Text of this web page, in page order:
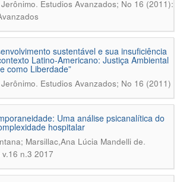
. Estudios Avanzados; No 16 (2011):
sustentável e sua insuficiência
Latino-Americano: Justiça Ambiental
como Liberdade”
. Estudios Avanzados; No 16 (2011)
Uma análise psicanalítica do
hospitalar
Marsillac,Ana Lúcia Mandelli de.
n.3 2017